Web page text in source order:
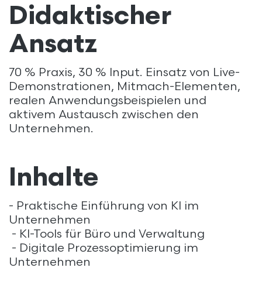
Didaktischer
Ansatz
70 % Praxis, 30 % Input. Einsatz von Live-
Demonstrationen, Mitmach-Elementen,
realen Anwendungsbeispielen und
aktivem Austausch zwischen den
Unternehmen.
Inhalte
- Praktische Einführung von KI im
Unternehmen
- KI-Tools für Büro und Verwaltung
- Digitale Prozessoptimierung im
Unternehmen